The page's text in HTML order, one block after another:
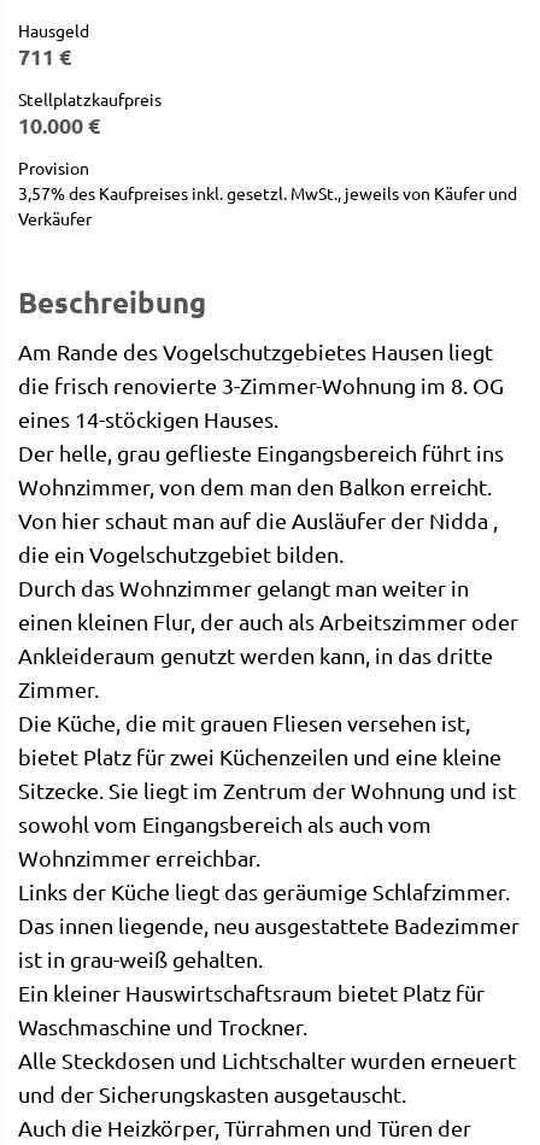
Hausgeld
711 €
Stellplatzkaufpreis
10.000 €
Provision
3,57% des Kaufpreises inkl. gesetzl. MwSt., jeweils von Käufer und
Verkäufer
Beschreibung
Am Rande des Vogelschutzgebietes Hausen liegt
die frisch renovierte 3-Zimmer-Wohnung im 8. OG
eines 14-stöckigen Hauses.
Der helle, grau geflieste Eingangsbereich führt ins
Wohnzimmer, von dem man den Balkon erreicht.
Von hier schaut man auf die Ausläufer der Nidda ,
die ein Vogelschutzgebiet bilden.
Durch das Wohnzimmer gelangt man weiter in
einen kleinen Flur, der auch als Arbeitszimmer oder
Ankleideraum genutzt werden kann, in das dritte
Zimmer.
Die Küche, die mit grauen Fliesen versehen ist,
bietet Platz für zwei Küchenzeilen und eine kleine
Sitzecke. Sie liegt im Zentrum der Wohnung und ist
sowohl vom Eingangsbereich als auch vom
Wohnzimmer erreichbar.
Links der Küche liegt das geräumige Schlafzimmer.
Das innen liegende, neu ausgestattete Badezimmer
ist in grau-weiß gehalten.
Ein kleiner Hauswirtschaftsraum bietet Platz für
Waschmaschine und Trockner.
Alle Steckdosen und Lichtschalter wurden erneuert
und der Sicherungskasten ausgetauscht.
Auch die Heizkörper, Türrahmen und Türen der